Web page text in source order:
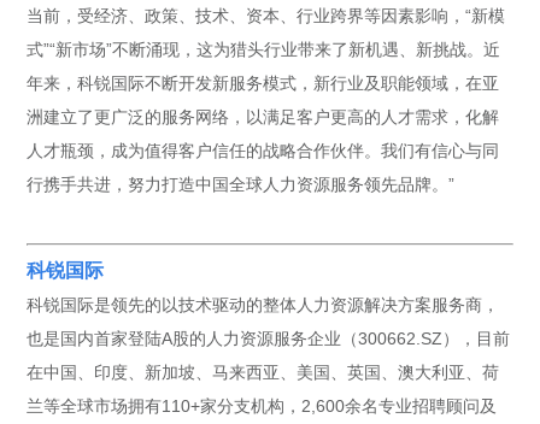
当前，受经济、政策、技术、资本、行业跨界等因素影响，“新模
式”“新市场”不断涌现，这为猎头行业带来了新机遇、新挑战。近
年来，科锐国际不断开发新服务模式，新行业及职能领域，在亚
洲建立了更广泛的服务网络，以满足客户更高的人才需求，化解
人才瓶颈，成为值得客户信任的战略合作伙伴。我们有信心与同
行携手共进，努力打造中国全球人力资源服务领先品牌。”
科锐国际
科锐国际是领先的以技术驱动的整体人力资源解决方案服务商，
也是国内首家登陆A股的人力资源服务企业（300662.SZ），目前
在中国、印度、新加坡、马来西亚、美国、英国、澳大利亚、荷
兰等全球市场拥有110+家分支机构，2,600余名专业招聘顾问及